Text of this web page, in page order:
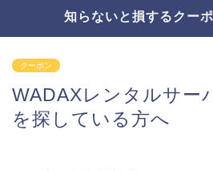
知らないと損するクー
クーポン
WADAXレンタルサー
を探している方へ